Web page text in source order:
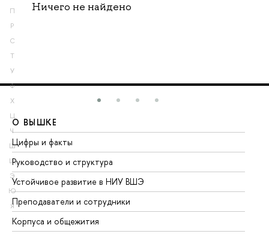
П
Р
С
Т
У
Ф
Х
Ц
Ч
Ш
Щ
Э
Ю
Я
Ничего не найдено
О ВЫШКЕ
Цифры и факты
Руководство и структура
Устойчивое развитие в НИУ ВШЭ
Преподаватели и сотрудники
Корпуса и общежития